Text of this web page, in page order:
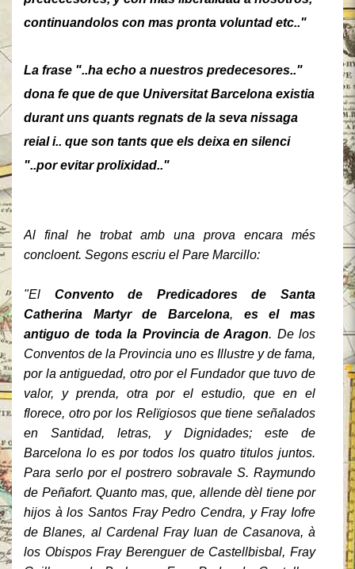
continuandolos con mas pronta voluntad etc.."
La frase "..ha echo a nuestros predecesores.."
dona fe que de que Universitat Barcelona existia
durant uns quants regnats de la seva nissaga
reial i.. que son tants que els deixa en silenci
"..por evitar prolixidad.."
Al final he trobat amb una prova encara més
concloent. Segons escriu el Pare Marcillo:
"El Convento de Predicadores de Santa
Catherina Martyr de Barcelona, es el mas
antiguo de toda la Provincia de Aragon. De los
Conventos de la Provincia uno es Illustre y de fama,
por la antiguedad, otro por el Fundador que tuvo de
valor, y prenda, otra por el estudio, que en el
florece, otro por los Relïgiosos que tiene señalados
en Santidad, letras, y Dignidades; este de
Barcelona lo es por todos los quatro titulos juntos.
Para serlo por el postrero sobravale S. Raymundo
de Peñafort. Quanto mas, que, allende dèl tiene por
hijos à los Santos Fray Pedro Cendra, y Fray Iofre
de Blanes, al Cardenal Fray Iuan de Casanova, à
los Obispos Fray Berenguer de Castellbisbal, Fray